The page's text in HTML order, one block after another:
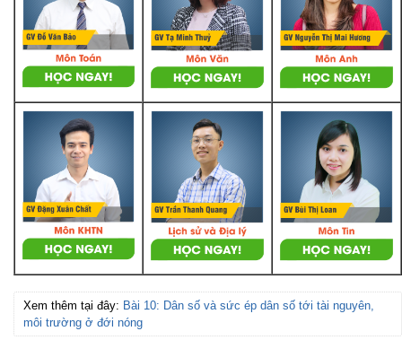
Xem thêm tại đây: Bài 10: Dân số và sức ép dân số tới tài nguyên,
môi trường ở đới nóng